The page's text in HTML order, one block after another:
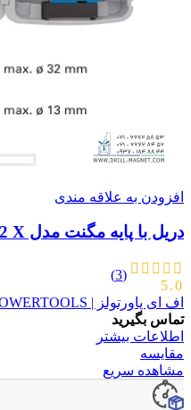
افزودن به علاقه مندی
دریل با پایه مگنت مدل FE 32 X
5.0
(3)
اف ای پاورتولز | FE POWERTOOLS
تماس بگیرید
اطلاعات بیشتر
مقایسه
مشاهده سریع